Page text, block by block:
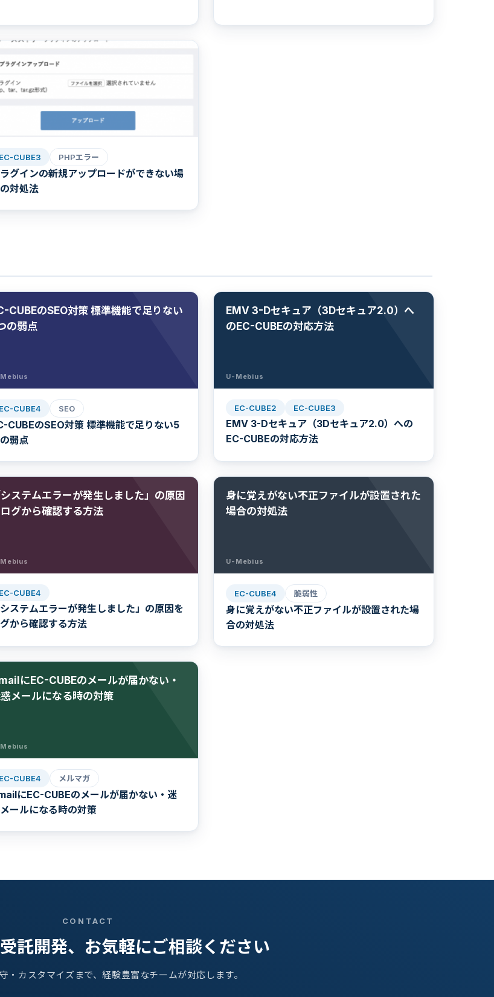
EC-CUBE3 PHPエラー
グインの新規アップロードができない場
対処法
CUBEのSEO対策 標準機能で足りない
の弱点
EC-CUBE4 SEO
CUBEのSEO対策 標準機能で足りない5
弱点
EMV 3-Dセキュア（3Dセキュア2.0）へ
のEC-CUBEの対応方法
U-Mebius
EC-CUBE2 EC-CUBE3
EMV 3-Dセキュア（3Dセキュア2.0）への
EC-CUBEの対応方法
システムエラーが発生しました」の原因
グから確認する方法
EC-CUBE4
システムエラーが発生しました」の原因を
から確認する方法
身に覚えがない不正ファイルが設置された
場合の対処法
U-Mebius
EC-CUBE4 脆弱性
身に覚えがない不正ファイルが設置された場
合の対処法
にEC-CUBEのメールが届かない・
メールになる時の対策
EC-CUBE4 メルマガ
にEC-CUBEのメールが届かない・迷
ールになる時の対策
CONTACT
託開発、お気軽にご相談ください
・カスタマイズまで、経験豊富なチームが対応します。